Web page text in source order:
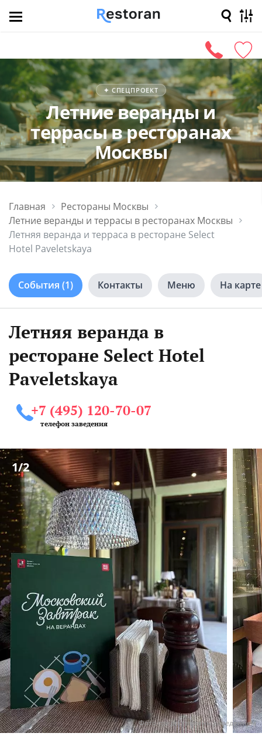
Афиша
✦ СПЕЦПРОЕКТ
Летние веранды и
террасы в ресторанах
Москвы
Главная
Рестораны Москвы
Летние веранды и террасы в ресторанах Москвы
Летняя веранда и терраса в ресторане Select
Hotel Paveletskaya
События (1) Контакты Меню На карте
Летняя веранда в
ресторане Select Hotel
Paveletskaya
+7 (495) 120-70-07
телефон заведения
1/2
Фото предоставлены заведением